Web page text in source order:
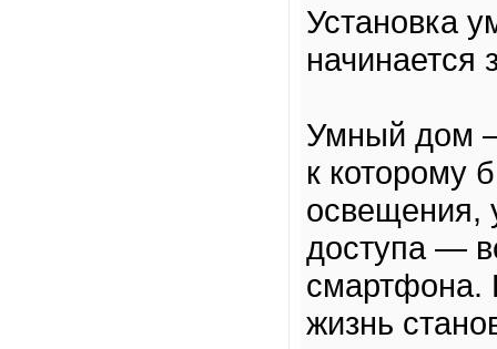
Установка
начинается
Умный дом
к которому
освещения,
доступа —
смартфона.
жизнь